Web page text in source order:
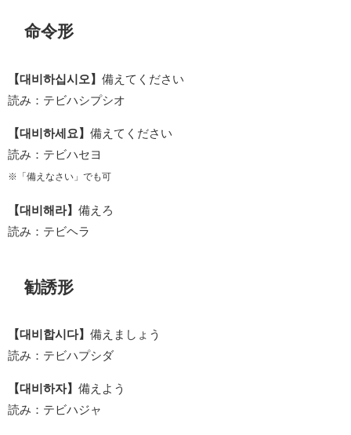
命令形
【대비하십시오】 備えてください
読み：テビハシプシオ
【대비하세요】 備えてください
読み：テビハセヨ
※「備えなさい」でも可
【대비해라】 備えろ
読み：テビヘラ
勧誘形
【대비합시다】 備えましょう
読み：テビハプシダ
【대비하자】 備えよう
読み：テビハジャ